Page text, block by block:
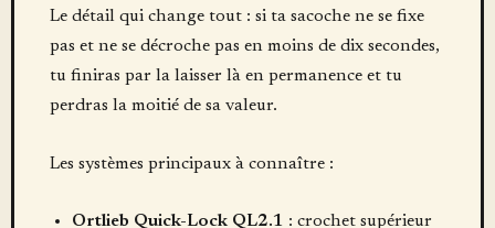
Le détail qui change tout : si ta sacoche ne se fixe
pas et ne se décroche pas en moins de dix secondes,
tu finiras par la laisser là en permanence et tu
perdras la moitié de sa valeur.
Les systèmes principaux à connaître :
Ortlieb Quick-Lock QL2.1 : crochet supérieur